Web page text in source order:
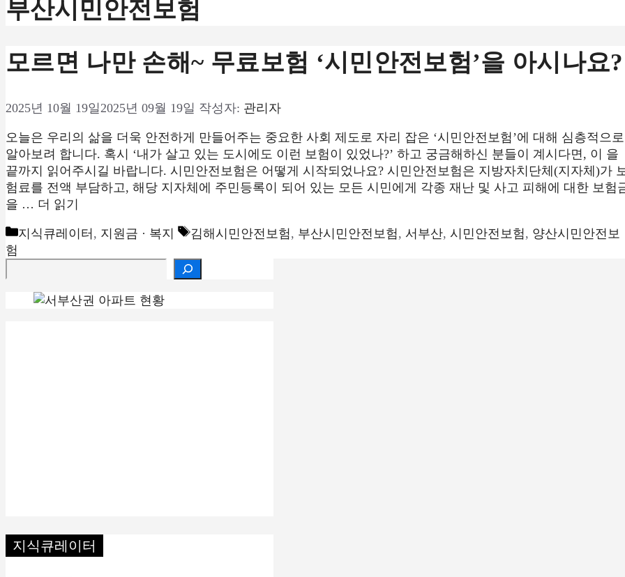
부산시민안전보험
모르면 나만 손해~ 무료보험 ‘시민안전보험’을 아시나요?
2025년 10월 19일 2025년 09월 19일 작성자: 관리자
오늘은 우리의 삶을 더욱 안전하게 만들어주는 중요한 사회 제도로 자리 잡은 ‘시민안전보험’에 대해 심층적으로
알아보려 합니다. 혹시 ‘내가 살고 있는 도시에도 이런 보험이 있었나?’ 하고 궁금해하신 분들이 계시다면, 이 을
끝까지 읽어주시길 바랍니다. 시민안전보험은 어떻게 시작되었나요? 시민안전보험은 지방자치단체(지자체)가
험료를 전액 부담하고, 해당 지자체에 주민등록이 되어 있는 모든 시민에게 각종 재난 및 사고 피해에 대한 보험
을 … 더 읽기
카
지식큐레이터 , 지원금 · 복지
태
김해시민안전보험 , 부산시민안전보험 , 서부산, 시민안전보험 , 양산시민안전보
험
지식큐레이터